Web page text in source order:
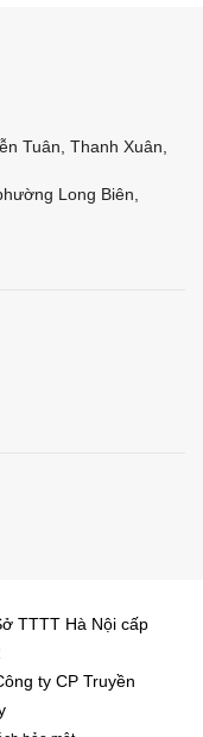
Tuân, Thanh Xuân,
Long Biên,
TTTT Hà Nội cấp
ty CP Truyền